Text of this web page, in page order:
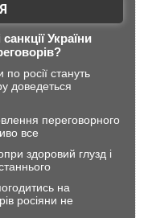
України
росії стануть
доведеться
переговорного
все
здоровий глузд і
на
росіяни не